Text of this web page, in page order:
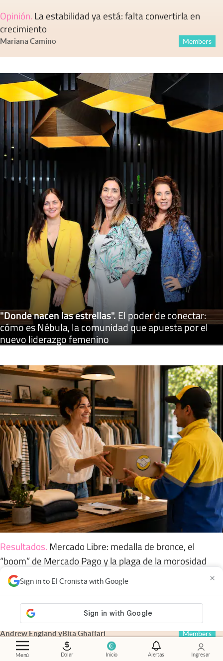
Menú Dolar Inicio Alertas Ingresar
Sign in to El Cronista with Google ×
Opinión. La estabilidad ya está: falta convertirla en
crecimiento
Mariana Camino Members
"Donde nacen las estrellas".El poder de conectar:
cómo es Nébula, la comunidad que apuesta por el
nuevo liderazgo femenino
Resultados. Mercado Libre: medalla de bronce, el
“boom” de Mercado Pago y la plaga de la morosidad
Financial Times.Irán asegura haber cerrado un acuerdo
con Omán sobre el paso por Ormuz
Andrew EnglandyBita Ghaffari Members